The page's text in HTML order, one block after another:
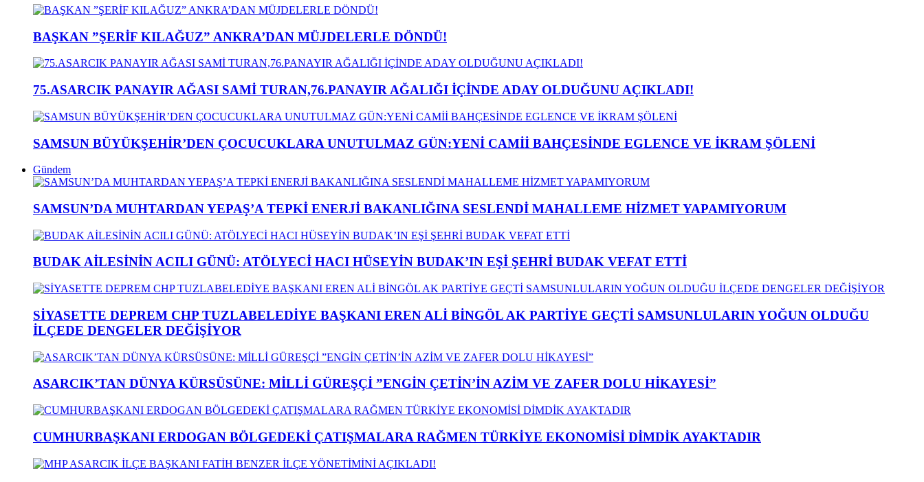
BAŞKAN ”ŞERİF KILAĞUZ” ANKRA’DAN MÜJDELERLE DÖNDÜ!
75.ASARCIK PANAYIR AĞASI SAMİ TURAN,76.PANAYIR AĞALIĞI İÇİNDE ADAY OLDUĞUNU AÇIKLADI!
SAMSUN BÜYÜKŞEHİR’DEN ÇOCUCUKLARA UNUTULMAZ GÜN:YENİ CAMİİ BAHÇESİNDE EGLENCE VE İKRAM ŞÖLENİ
Gündem
SAMSUN’DA MUHTARDAN YEPAŞ’A TEPKİ ENERJİ BAKANLIĞINA SESLENDİ MAHALLEME HİZMET YAPAMIYORUM
BUDAK AİLESİNİN ACILI GÜNÜ: ATÖLYECİ HACI HÜSEYİN BUDAK’IN EŞİ ŞEHRİ BUDAK VEFAT ETTİ
SİYASETTE DEPREM CHP TUZLABELEDİYE BAŞKANI EREN ALİ BİNGÖL AK PARTİYE GEÇTİ SAMSUNLULARIN YOĞUN OLDUĞU
İLÇEDE DENGELER DEĞİŞİYOR
ASARCIK’TAN DÜNYA KÜRSÜSÜNE: MİLLİ GÜREŞÇİ ”ENGİN ÇETİN’İN AZİM VE ZAFER DOLU HİKAYESİ”
CUMHURBAŞKANI ERDOGAN BÖLGEDEKİ ÇATIŞMALARA RAĞMEN TÜRKİYE EKONOMİSİ DİMDİK AYAKTADIR